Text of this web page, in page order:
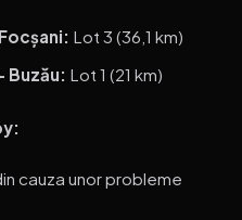
Lot 3 (36,1 km)
Buzău: Lot 1 (21 km)
cauza unor probleme